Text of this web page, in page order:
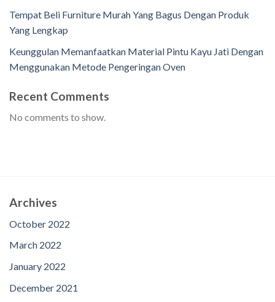
Tempat Beli Furniture Murah Yang Bagus Dengan Produk
Yang Lengkap
Keunggulan Memanfaatkan Material Pintu Kayu Jati Dengan
Menggunakan Metode Pengeringan Oven
Recent Comments
No comments to show.
Archives
October 2022
March 2022
January 2022
December 2021